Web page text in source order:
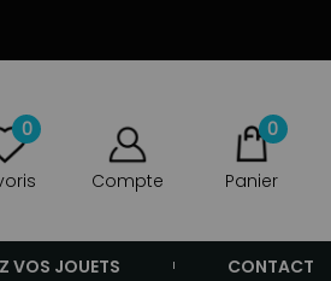
0
Compte
0
Panier
VOS JOUETS CONTACT